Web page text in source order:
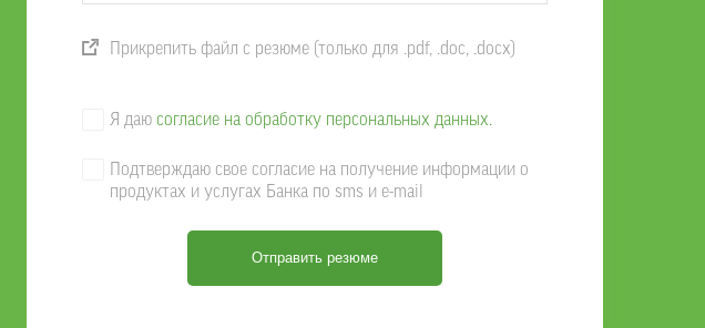
Прикрепить файл с резюме (только для .pdf, .doc, .docx)
Я даю согласие на обработку персональных данных.
Подтверждаю свое согласие на получение информации о
продуктах и услугах Банка по sms и e-mail